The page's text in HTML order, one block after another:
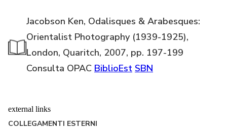
Jacobson Ken, Odalisques & Arabesques:
Orientalist Photography (1939-1925),
London, Quaritch, 2007, pp. 197-199
Consulta OPAC BiblioEst SBN
external links
COLLEGAMENTI ESTERNI